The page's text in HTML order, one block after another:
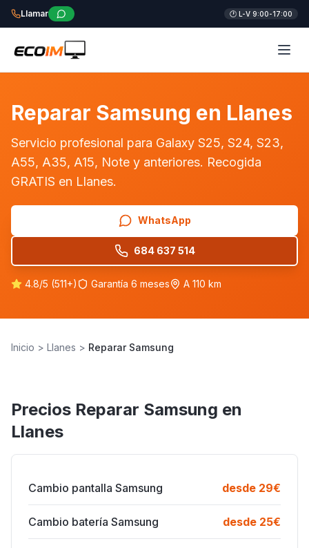
Llamar 🕐 L-V 9:00-17:00
Reparar Samsung en Llanes
Servicio profesional para Galaxy S25, S24, S23,
A55, A35, A15, Note y anteriores. Recogida
GRATIS en Llanes.
WhatsApp
684 637 514
4.8/5 (511+) Garantía 6 meses A 110 km
Inicio > Llanes > Reparar Samsung
Reparamos iPhone
Piezas de calidad · Garantía 6 meses
Precios Reparar Samsung en
Llanes
Cambio pantalla Samsung desde 29€
Cambio batería Samsung desde 25€